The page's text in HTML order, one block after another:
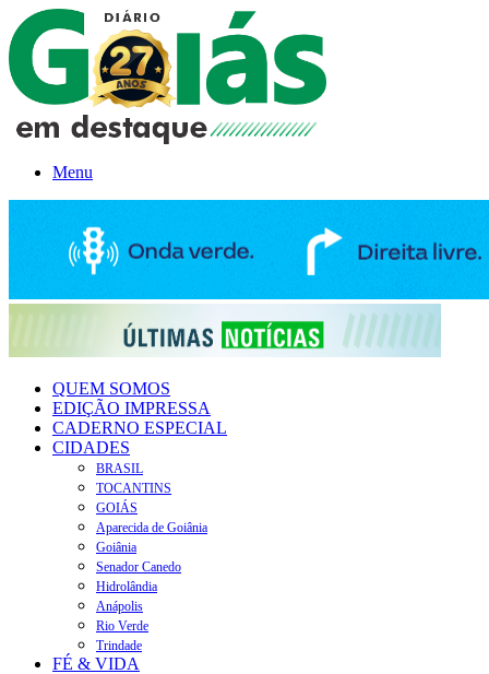
Menu
QUEM SOMOS
EDIÇÃO IMPRESSA
CADERNO ESPECIAL
CIDADES
BRASIL
TOCANTINS
GOIÁS
Aparecida de Goiânia
Goiânia
Senador Canedo
Hidrolândia
Anápolis
Rio Verde
Trindade
FÉ & VIDA